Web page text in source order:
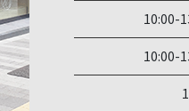
10:00-
10:00-